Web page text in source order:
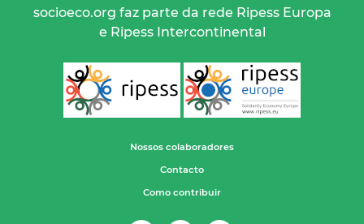
socioeco.org faz parte da rede Ripess Europa
e Ripess Intercontinental
Nossos colaboradores
Contacto
Como contribuir